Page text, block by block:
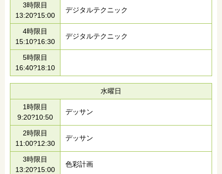
3時限目
13:20?15:00
デジタルテクニック
4時限目
15:10?16:30
デジタルテクニック
5時限目
16:40?18:10
水曜日
1時限目
9:20?10:50
デッサン
2時限目
11:00?12:30
デッサン
3時限目
13:20?15:00
色彩計画